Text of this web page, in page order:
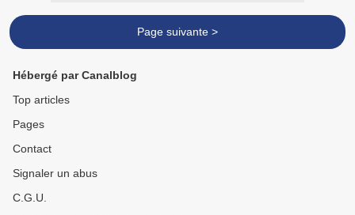
Page suivante >
Hébergé par Canalblog
Top articles
Pages
Contact
Signaler un abus
C.G.U.